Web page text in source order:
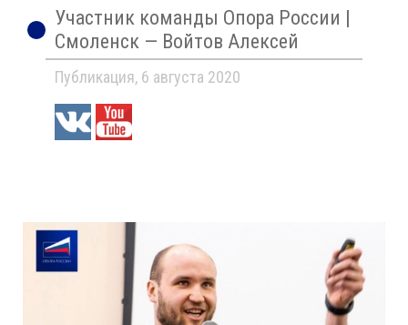
Участник команды Опора России |
Смоленск — Войтов Алексей
Публикация, 6 августа 2020